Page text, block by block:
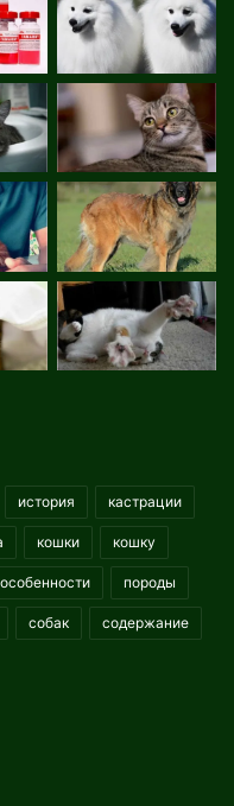
история кастрации
кошки кошку
особенности породы
собак содержание